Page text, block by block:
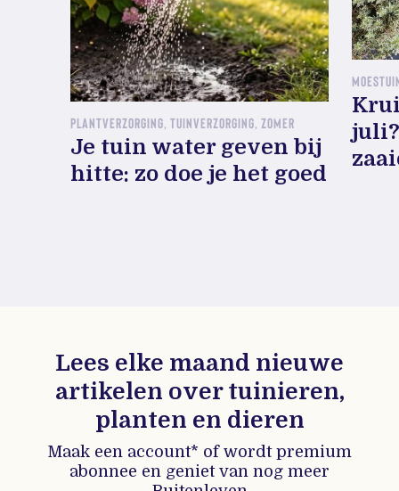
PLANTVERZORGING, TUINVERZORGING, ZOMER
Je tuin water geven bij
hitte: zo doe je het goed
Lees elke maand nieuwe
artikelen over tuinieren,
planten en dieren
Maak een account* of wordt premium
abonnee en geniet van nog meer